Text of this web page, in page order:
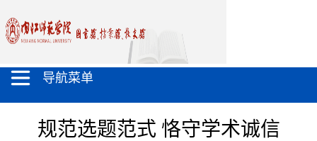
导航菜单
规范选题范式 恪守学术诚信